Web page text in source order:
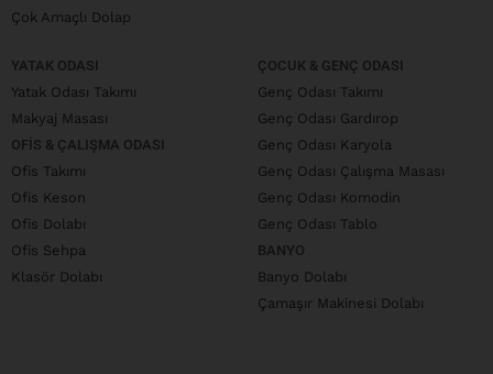
Çok Amaçlı Dolap
YATAK ODASI
Yatak Odası Takımı
Makyaj Masası
OFIS & ÇALIŞMA ODASI
Ofis Takımı
Ofis Keson
Ofis Dolabı
Ofis Sehpa
Klasör Dolabı
ÇOCUK & GENÇ ODASI
Genç Odası Takımı
Genç Odası Gardırop
Genç Odası Karyola
Genç Odası Çalışma Masası
Genç Odası Komodin
Genç Odası Tablo
BANYO
Banyo Dolabı
Çamaşır Makinesi Dolabı